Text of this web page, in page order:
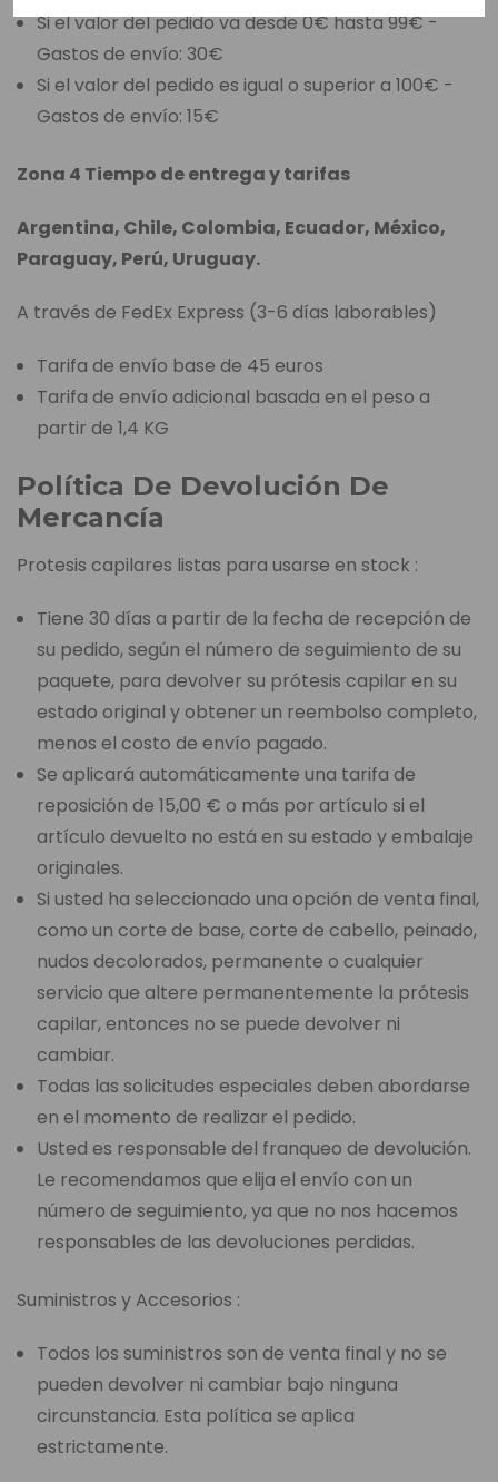
Si el valor del pedido va desde 0€ hasta 99€ -
Gastos de envío: 30€
Si el valor del pedido es igual o superior a 100€ -
Gastos de envío: 15€
Zona 4 Tiempo de entrega y tarifas
Argentina, Chile, Colombia, Ecuador, México,
Paraguay, Perú, Uruguay.
A través de FedEx Express (3-6 días laborables)
Tarifa de envío base de 45 euros
Tarifa de envío adicional basada en el peso a
partir de 1,4 KG
Política De Devolución De
Mercancía
Protesis capilares listas para usarse en stock :
Tiene 30 días a partir de la fecha de recepción de
su pedido, según el número de seguimiento de su
paquete, para devolver su prótesis capilar en su
estado original y obtener un reembolso completo,
menos el costo de envío pagado.
Se aplicará automáticamente una tarifa de
reposición de 15,00 € o más por artículo si el
artículo devuelto no está en su estado y embalaje
originales.
Si usted ha seleccionado una opción de venta final,
como un corte de base, corte de cabello, peinado,
nudos decolorados, permanente o cualquier
servicio que altere permanentemente la prótesis
capilar, entonces no se puede devolver ni
cambiar.
Todas las solicitudes especiales deben abordarse
en el momento de realizar el pedido.
Usted es responsable del franqueo de devolución.
Le recomendamos que elija el envío con un
número de seguimiento, ya que no nos hacemos
responsables de las devoluciones perdidas.
Suministros y Accesorios :
Todos los suministros son de venta final y no se
pueden devolver ni cambiar bajo ninguna
circunstancia. Esta política se aplica
estrictamente.